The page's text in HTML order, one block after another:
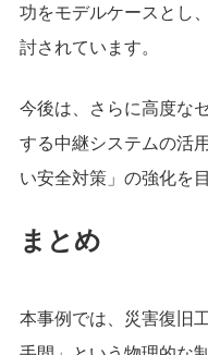
功をモデルケースとし
討されています。
今後は、さらに高度な
する中継システムの活
い安全対策」の強化を
まとめ
本事例では、災害復旧